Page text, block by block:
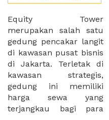
Equity Tower
merupakan salah satu
gedung pencakar langit
di kawasan pusat bisnis
di Jakarta. Terletak di
kawasan strategis,
gedung ini memiliki
harga sewa yang
terjangkau bagi para
pebisnis. Gedung
setinggi 220 meter ini
sangat dekat dengan
Pacific Place, Plaza
Indonesia, membuat
area perkantoran di
tower ini sangat